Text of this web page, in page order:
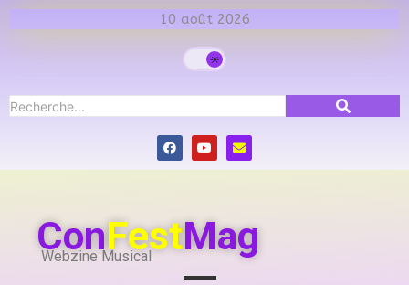
10 août 2026
ConFestMag
Webzine Musical